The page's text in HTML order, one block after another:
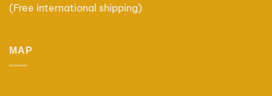
(Free international shipping)
MAP